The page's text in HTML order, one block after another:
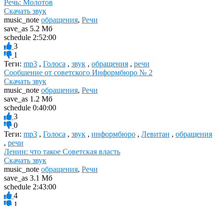
Речь: Молотов
Скачать звук
music_note обращения, Речи
save_as 5.2 Мб
schedule 2:52:00
3
1
Теги: mp3 , Голоса , звук , обращения , речи
Сообщение от советского Информбюро № 2
Скачать звук
music_note обращения, Речи
save_as 1.2 Мб
schedule 0:40:00
3
0
Теги: mp3 , Голоса , звук , информбюро , Левитан , обращения
, речи
Ленин: что такое Советская власть
Скачать звук
music_note обращения, Речи
save_as 3.1 Мб
schedule 2:43:00
4